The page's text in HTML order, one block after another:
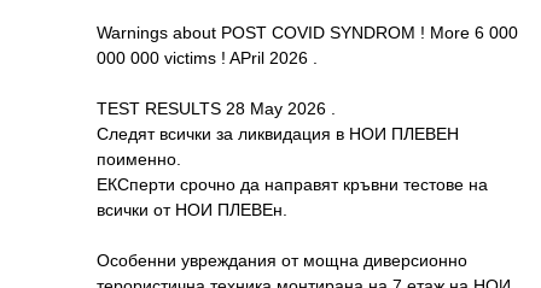
Warnings about POST COVID SYNDROM ! More 6 000
000 000 victims ! APril 2026 .
TEST RESULTS 28 May 2026 .
Следят всички за ликвидация в НОИ ПЛЕВЕН
поименно.
ЕКСперти срочно да направят кръвни тестове на
всички от НОИ ПЛЕВЕн.
Особенни увреждания от мощна диверсионно